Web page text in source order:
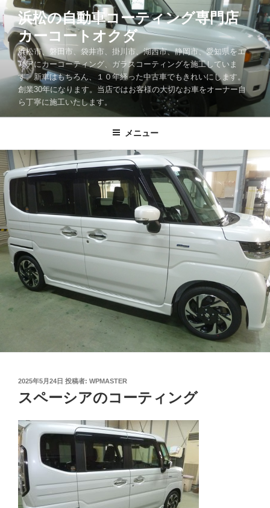
ン
テ
ン
へ
浜松の自動車コーティング専門店
カーコートオクダ
浜松市、磐田市、袋井市、掛川市、湖西市、静岡市、愛知県をエ
リアにカーコーティング、ガラスコーティングを施工していま
す。新車はもちろん、１０年経った中古車でもきれいにします。
創業30年になります。当店ではお客様の大切なお車をオーナー自
ら丁寧に施工いたします。
メニュー
投
稿
日:
2025年5月24日 投稿者: WPMASTER
スペーシアのコーティング